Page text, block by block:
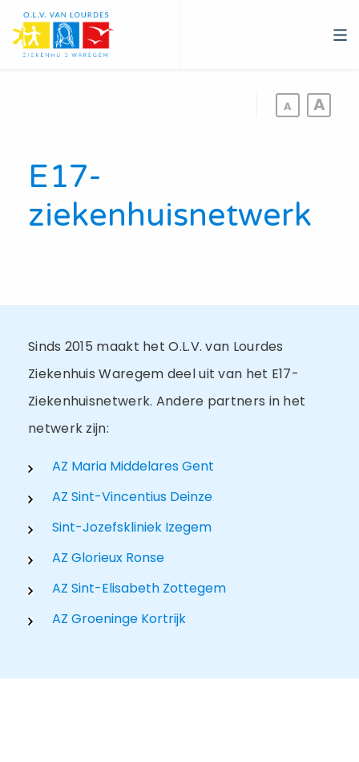
Overslaan
en
naar
E17-
ziekenhuisnetwerk
Sinds 2015 maakt het O.L.V. van Lourdes
Ziekenhuis Waregem deel uit van het E17-
Ziekenhuisnetwerk. Andere partners in het
netwerk zijn:
AZ Maria Middelares Gent
AZ Sint-Vincentius Deinze
Sint-Jozefskliniek Izegem
AZ Glorieux Ronse
AZ Sint-Elisabeth Zottegem
AZ Groeninge Kortrijk